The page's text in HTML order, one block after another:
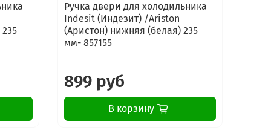
Ручка двери для холодильника
Indesit (Индезит) /Ariston
(Аристон) нижняя (белая) 235
мм- 857155
899 руб
В корзину